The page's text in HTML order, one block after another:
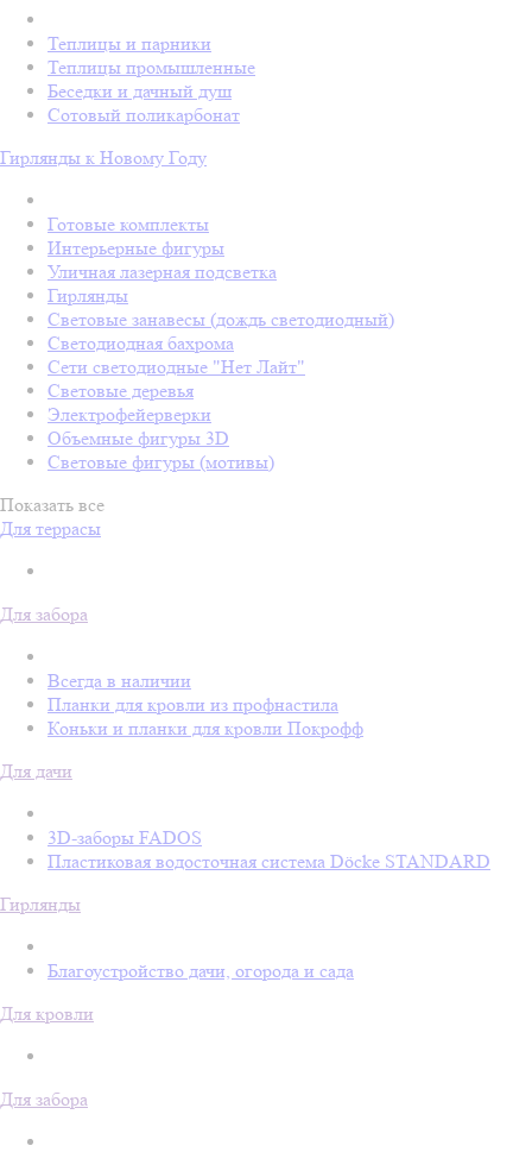
Теплицы и парники
Теплицы промышленные
Беседки и дачный душ
Сотовый поликарбонат
Гирлянды к Новому Году
Готовые комплекты
Интерьерные фигуры
Уличная лазерная подсветка
Гирлянды
Световые занавесы (дождь светодиодный)
Светодиодная бахрома
Сети светодиодные "Нет Лайт"
Световые деревья
Электрофейерверки
Объемные фигуры 3D
Световые фигуры (мотивы)
Показать все
Для террасы
Для забора
Всегда в наличии
Планки для кровли из профнастила
Коньки и планки для кровли Покрофф
Для дачи
3D-заборы FADOS
Пластиковая водосточная система Döcke STANDARD
Гирлянды
Благоустройство дачи, огорода и сада
Для кровли
Для забора